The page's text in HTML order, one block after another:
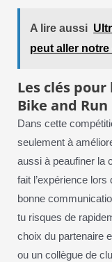
A lire aussi
peut aller
Les clés
Bike and Run
Dans cette
seulement à
aussi à peaufiner la
fait l’expérience
bonne
tu risques de
choix du partenaire
ou un collègue de